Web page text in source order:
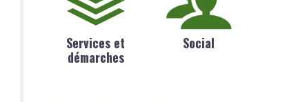
Services et
démarches
Social